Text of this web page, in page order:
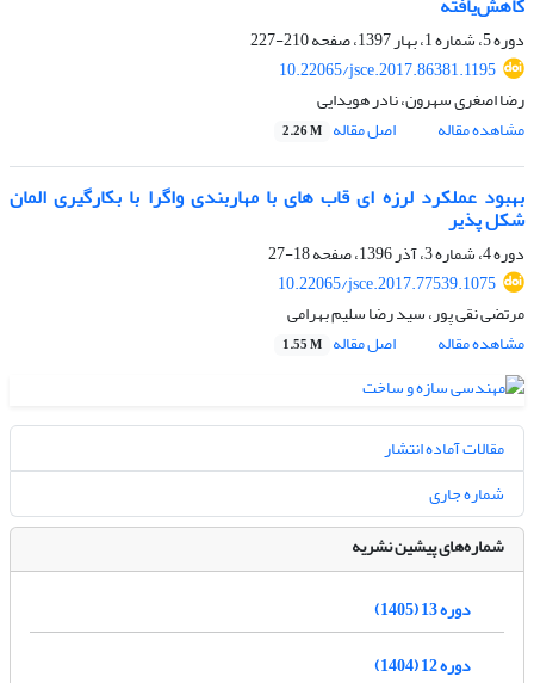
دوره 5، شماره 1، بهار 1397، صفحه
210-227
10.22065/jsce.2017.86381.1195
رضا اصغری سهرون، نادر هویدایی
مشاهده مقاله
اصل مقاله 2.26 M
بهبود عملکرد لرزه ای قاب های با مهاربندی واگرا با بکارگیری المان
شکل پذیر
دوره 4، شماره 3، آذر 1396، صفحه
18-27
10.22065/jsce.2017.77539.1075
مرتضی نقی پور، سید رضا سلیم بهرامی
مشاهده مقاله
اصل مقاله 1.55 M
مقالات آماده انتشار
شماره جاری
شماره‌های پیشین نشریه
دوره 13 (1405)
دوره 12 (1404)